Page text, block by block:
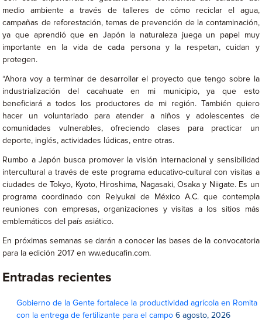
medio ambiente a través de talleres de cómo reciclar el agua,
campañas de reforestación, temas de prevención de la contaminación,
ya que aprendió que en Japón la naturaleza juega un papel muy
importante en la vida de cada persona y la respetan, cuidan y
protegen.
“Ahora voy a terminar de desarrollar el proyecto que tengo sobre la
industrialización del cacahuate en mi municipio, ya que esto
beneficiará a todos los productores de mi región. También quiero
hacer un voluntariado para atender a niños y adolescentes de
comunidades vulnerables, ofreciendo clases para practicar un
deporte, inglés, actividades lúdicas, entre otras.
Rumbo a Japón busca promover la visión internacional y sensibilidad
intercultural a través de este programa educativo-cultural con visitas a
ciudades de Tokyo, Kyoto, Hiroshima, Nagasaki, Osaka y Niigate. Es un
programa coordinado con Reiyukai de México A.C. que contempla
reuniones con empresas, organizaciones y visitas a los sitios más
emblemáticos del país asiático.
En próximas semanas se darán a conocer las bases de la convocatoria
para la edición 2017 en ww.educafin.com.
Entradas recientes
Gobierno de la Gente fortalece la productividad agrícola en Romita
con la entrega de fertilizante para el campo 6 agosto, 2026